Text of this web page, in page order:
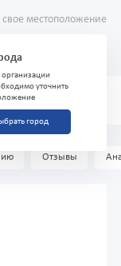
местоположение
уточнить
город
№10
Отзывы